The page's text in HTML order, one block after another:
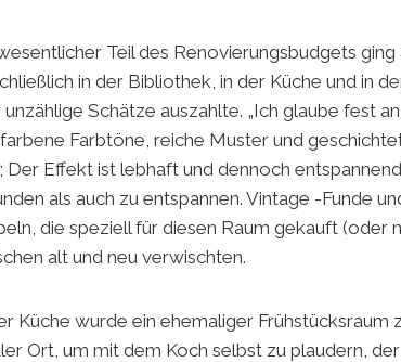
Teil des Renovierungsbudgets
in der Bibliothek, in der Küche und in
unzählige Schätze auszahlte. „Ich glaube fest
Farbtöne, reiche Muster und
Der Effekt ist lebhaft und dennoch
als auch zu entspannen. Vintage -Funde
die speziell für diesen Raum gekauft (oder
alt und neu verwischten.
Küche wurde ein ehemaliger Frühstücksraum
Ort, um mit dem Koch selbst zu plaudern,